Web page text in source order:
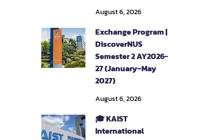
August 6, 2026
Exchange Program |
DiscoverNUS
Semester 2 AY2026-
27 (January–May
2027)
August 6, 2026
🎓 KAIST
International